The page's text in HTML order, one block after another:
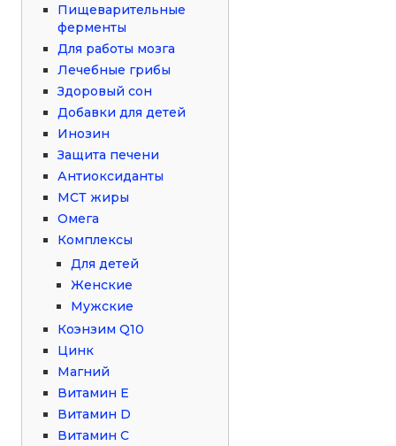
Пищеварительные
ферменты
Для работы мозга
Лечебные грибы
Здоровый сон
Добавки для детей
Инозин
Защита печени
Антиоксиданты
МСТ жиры
Омега
Комплексы
Для детей
Женские
Мужские
Коэнзим Q10
Цинк
Магний
Витамин Е
Витамин D
Витамин С